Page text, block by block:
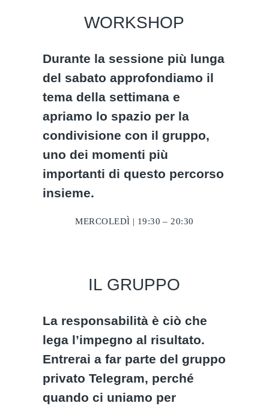
WORKSHOP
Durante la sessione più lunga
del sabato approfondiamo il
tema della settimana e
apriamo lo spazio per la
condivisione con il gruppo,
uno dei momenti più
importanti di questo percorso
insieme.
MERCOLEDÌ | 19:30 – 20:30
IL GRUPPO
La responsabilità è ciò che
lega l’impegno al risultato.
Entrerai a far parte del gruppo
privato Telegram, perché
quando ci uniamo per